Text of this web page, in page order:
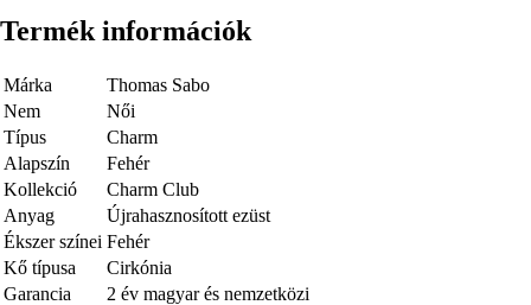
Termék információk
Márka
Thomas Sabo
Nem
Női
Típus
Charm
Alapszín
Fehér
Kollekció
Charm Club
Anyag
Újrahasznosított ezüst
Ékszer színei Fehér
Kő típusa
Cirkónia
Garancia
2 év magyar és nemzetközi